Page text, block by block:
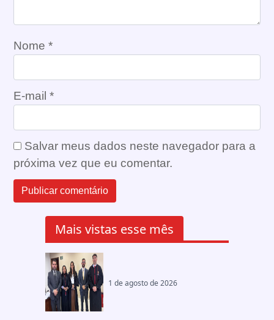
Nome *
E-mail *
Salvar meus dados neste navegador para a
próxima vez que eu comentar.
Mais vistas esse mês
1 de agosto de 2026